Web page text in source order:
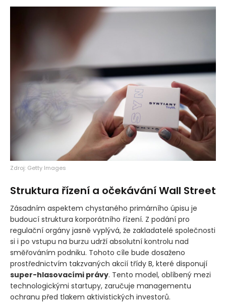
Zdroj: Getty Images
Struktura řízení a očekávání Wall Street
Zásadním aspektem chystaného primárního úpisu je
budoucí struktura korporátního řízení. Z podání pro
regulační orgány jasně vyplývá, že zakladatelé společnosti
si i po vstupu na burzu udrží absolutní kontrolu nad
směřováním podniku. Tohoto cíle bude dosaženo
prostřednictvím takzvaných akcií třídy B, které disponují
super-hlasovacími právy. Tento model, oblíbený mezi
technologickými startupy, zaručuje managementu
ochranu před tlakem aktivistických investorů.